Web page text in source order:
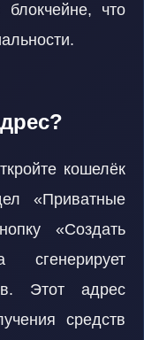
что
кошелёк
«Приватные
«Создать
Этот адрес
средств